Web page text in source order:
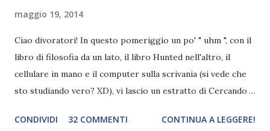
maggio 19, 2014
Ciao divoratori! In questo pomeriggio un po' " uhm ", con il
libro di filosofia da un lato, il libro Hunted nell'altro, il
cellulare in mano e il computer sulla scrivania (si vede che
sto studiando vero? XD), vi lascio un estratto di Cercando
costante nelle rubriche. Odiavo lo sport. Odiavo lo sport,
CONDIVIDI 32 COMMENTI CONTINUA A LEGGERE!